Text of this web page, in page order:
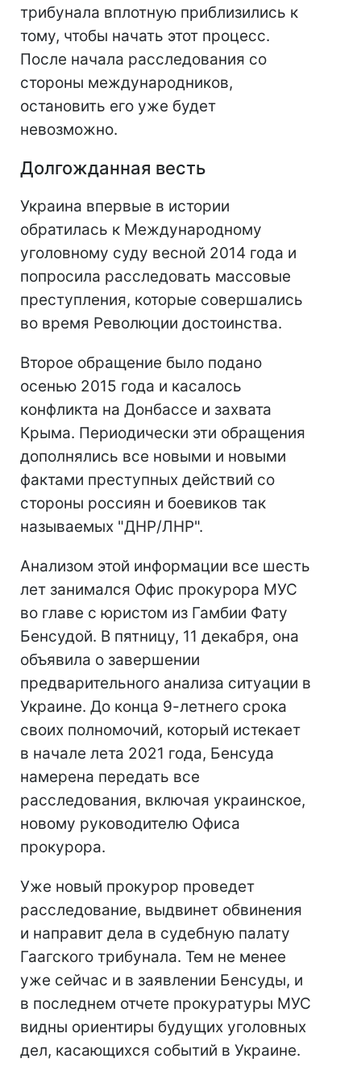
трибунала вплотную приблизились к
тому, чтобы начать этот процесс.
После начала расследования со
стороны международников,
остановить его уже будет
невозможно.
Долгожданная весть
Украина впервые в истории
обратилась к Международному
уголовному суду весной 2014 года и
попросила расследовать массовые
преступления, которые совершались
во время Революции достоинства.
Второе обращение было подано
осенью 2015 года и касалось
конфликта на Донбассе и захвата
Крыма. Периодически эти обращения
дополнялись все новыми и новыми
фактами преступных действий со
стороны россиян и боевиков так
называемых "ДНР/ЛНР".
Анализом этой информации все шесть
лет занимался Офис прокурора МУС
во главе с юристом из Гамбии Фату
Бенсудой. В пятницу, 11 декабря, она
объявила о завершении
предварительного анализа ситуации в
Украине. До конца 9-летнего срока
своих полномочий, который истекает
в начале лета 2021 года, Бенсуда
намерена передать все
расследования, включая украинское,
новому руководителю Офиса
прокурора.
Уже новый прокурор проведет
расследование, выдвинет обвинения
и направит дела в судебную палату
Гаагского трибунала. Тем не менее
уже сейчас и в заявлении Бенсуды, и
в последнем отчете прокуратуры МУС
видны ориентиры будущих уголовных
дел, касающихся событий в Украине.